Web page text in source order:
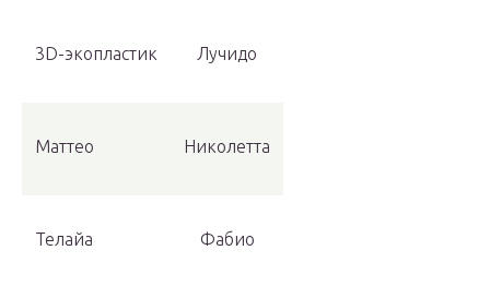
3D-экопластик Лучидо
Маттео Николетта
Телайа Фабио